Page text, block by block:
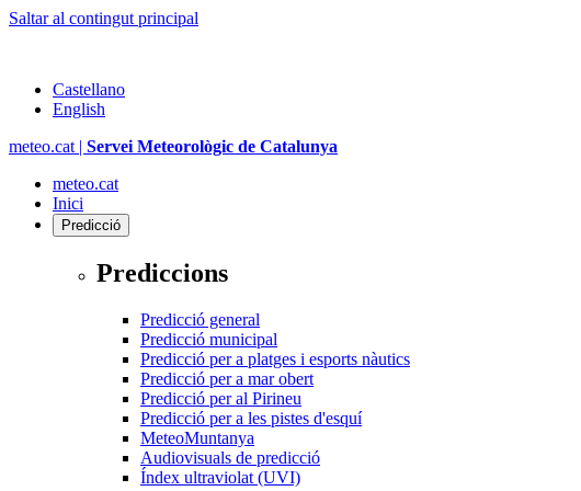
Saltar al contingut principal
Castellano
English
meteo.cat | Servei Meteorològic de Catalunya
meteo.cat
Inici
Predicció
Prediccions
Predicció general
Predicció municipal
Predicció per a platges i esports nàutics
Predicció per a mar obert
Predicció per al Pirineu
Predicció per a les pistes d'esquí
MeteoMuntanya
Audiovisuals de predicció
Índex ultraviolat (UVI)